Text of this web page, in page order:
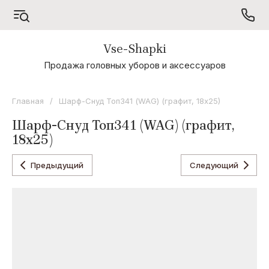
А - Я
Odyssey
Коллекция
Oxygon
Коллекция
Flamenco
Vse-Shapki
Продажа головных уборов и аксессуаров
Главная / Шарф-Снуд Топ341 (WAG) (графит, 18х25)
Шарф-Снуд Топ341 (WAG) (графит,
18х25)
Предыдущий Следующий